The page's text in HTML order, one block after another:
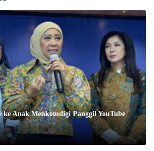
ke Anak Menkomdigi Panggil YouTube